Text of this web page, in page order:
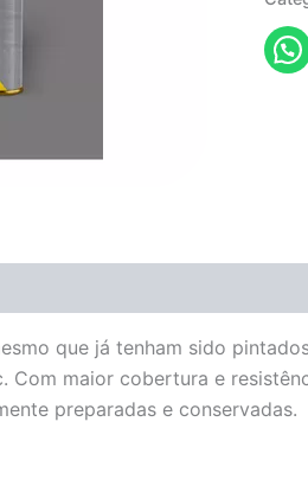
que já tenham sido
Com maior cobertura e
preparadas e conservadas.